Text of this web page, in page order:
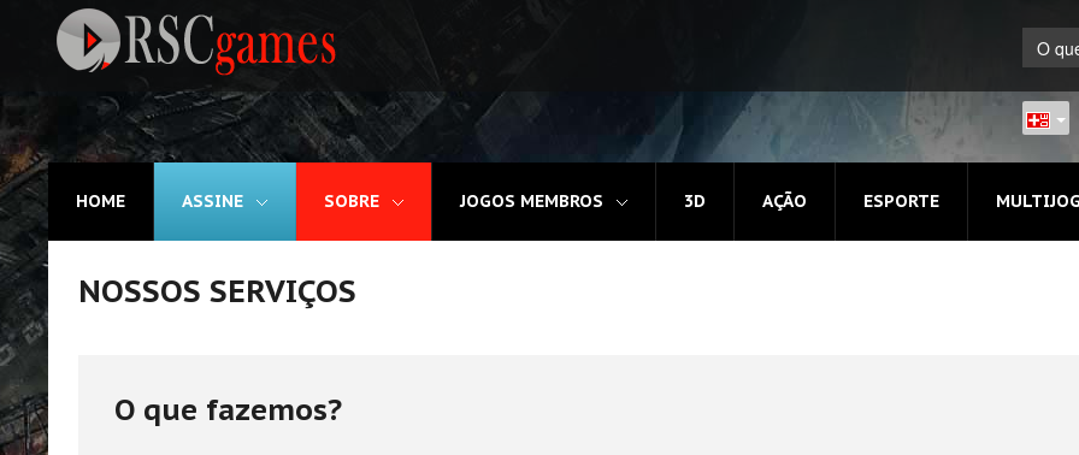
Registre-se
Home
Assine
Sobre
3D
HOME ASSINE SOBRE JOGOS MEMBROS 3D AÇÃO ESPORTE
NOSSOS SERVIÇOS
O que fazemos?